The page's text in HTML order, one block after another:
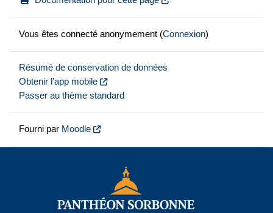
Vous êtes connecté anonymement (Connexion)
Résumé de conservation de données
Obtenir l’app mobile
Passer au thème standard
Fourni par Moodle